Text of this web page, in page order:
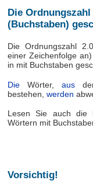
Die Ordnungszahl
(Buchstaben)
Die Ordnungszahl
einer Zeichenfolge
in mit Buchstaben
Die Wörter, aus
bestehen,werden
Lesen Sie auch die
Wörtern mit
Vorsichtig!